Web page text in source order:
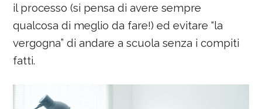
il processo (si pensa di avere sempre
qualcosa di meglio da fare!) ed evitare “la
vergogna” di andare a scuola senza i compiti
fatti.